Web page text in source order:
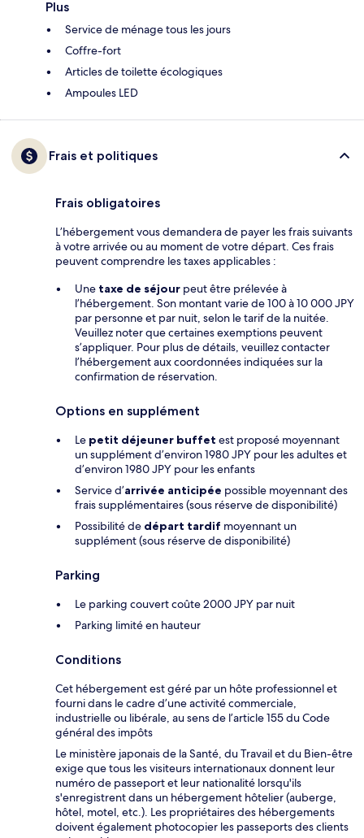
Plus
Service de ménage tous les jours
Coffre-fort
Articles de toilette écologiques
Ampoules LED
Frais et politiques
Frais obligatoires
L’hébergement vous demandera de payer les frais suivants
à votre arrivée ou au moment de votre départ. Ces frais
peuvent comprendre les taxes applicables :
Une taxe de séjour peut être prélevée à
l’hébergement. Son montant varie de 100 à 10 000 JPY
par personne et par nuit, selon le tarif de la nuitée.
Veuillez noter que certaines exemptions peuvent
s’appliquer. Pour plus de détails, veuillez contacter
l’hébergement aux coordonnées indiquées sur la
confirmation de réservation.
Options en supplément
Le petit déjeuner buffet est proposé moyennant
un supplément d’environ 1980 JPY pour les adultes et
d’environ 1980 JPY pour les enfants
Service d’arrivée anticipée possible moyennant des
frais supplémentaires (sous réserve de disponibilité)
Possibilité de départ tardif moyennant un
supplément (sous réserve de disponibilité)
Parking
Le parking couvert coûte 2000 JPY par nuit
Parking limité en hauteur
Conditions
Cet hébergement est géré par un hôte professionnel et
fourni dans le cadre d’une activité commerciale,
industrielle ou libérale, au sens de l’article 155 du Code
général des impôts
Le ministère japonais de la Santé, du Travail et du Bien-être
exige que tous les visiteurs internationaux donnent leur
numéro de passeport et leur nationalité lorsqu'ils
s'enregistrent dans un hébergement hôtelier (auberge,
hôtel, motel, etc.). Les propriétaires des hébergements
doivent également photocopier les passeports des clients